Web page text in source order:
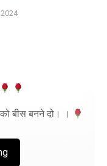
बीस बनने दो। ।